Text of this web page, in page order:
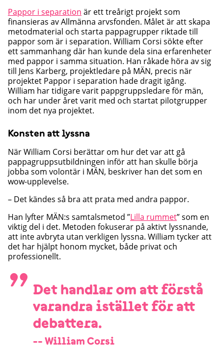
Pappor i separation är ett treårigt projekt som
finansieras av Allmänna arvsfonden. Målet är att skapa
metodmaterial och starta pappagrupper riktade till
pappor som är i separation. William Corsi sökte efter
ett sammanhang där han kunde dela sina erfarenheter
med pappor i samma situation. Han råkade höra av sig
till Jens Karberg, projektledare på MÄN, precis när
projektet Pappor i separation hade dragit igång.
William har tidigare varit pappgruppsledare för män,
och har under året varit med och startat pilotgrupper
inom det nya projektet.
Konsten att lyssna
När William Corsi berättar om hur det var att gå
pappagruppsutbildningen inför att han skulle börja
jobba som volontär i MÄN, beskriver han det som en
wow-upplevelse.
– Det kändes så bra att prata med andra pappor.
Han lyfter MÄN:s samtalsmetod ”Lilla rummet” som en
viktig del i det. Metoden fokuserar på aktivt lyssnande,
att inte avbryta utan verkligen lyssna. William tycker att
det har hjälpt honom mycket, både privat och
professionellt.
” Det handlar om att förstå
varandra istället för att
debattera.
-- William Corsi